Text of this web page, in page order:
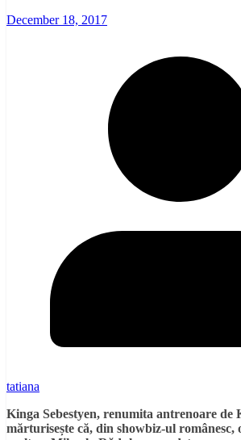
December 18, 2017
tatiana
Kinga Sebestyen, renumita antrenoare de
mărturisește că, din showbiz-ul românesc,